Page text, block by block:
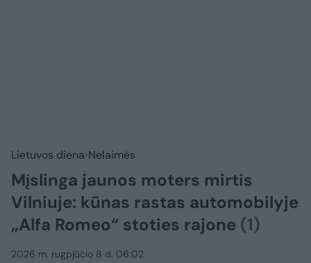
Lietuvos diena Nelaimės
Mįslinga jaunos moters mirtis
Vilniuje: kūnas rastas automobilyje
„Alfa Romeo“ stoties rajone (1)
2026 m. rugpjūčio 8 d. 06:02